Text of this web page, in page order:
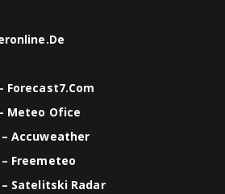
Forecast7.com
Meteo Ofice
Accuweather
Freemeteo
Satelitski Radar